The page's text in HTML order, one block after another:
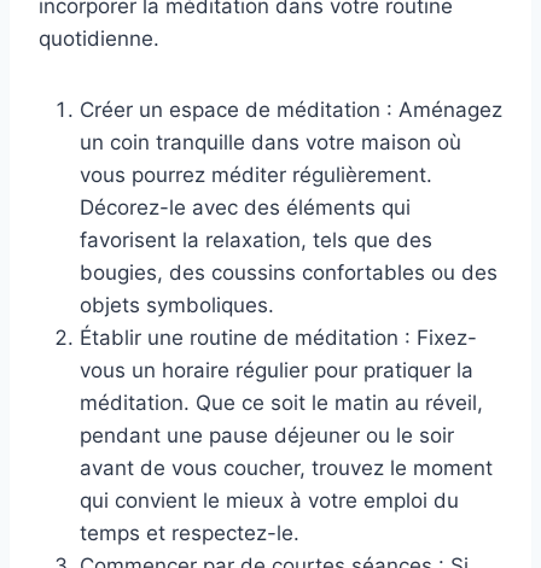
incorporer la méditation dans votre routine
quotidienne.
Créer un espace de méditation : Aménagez
un coin tranquille dans votre maison où
vous pourrez méditer régulièrement.
Décorez-le avec des éléments qui
favorisent la relaxation, tels que des
bougies, des coussins confortables ou des
objets symboliques.
Établir une routine de méditation : Fixez-
vous un horaire régulier pour pratiquer la
méditation. Que ce soit le matin au réveil,
pendant une pause déjeuner ou le soir
avant de vous coucher, trouvez le moment
qui convient le mieux à votre emploi du
temps et respectez-le.